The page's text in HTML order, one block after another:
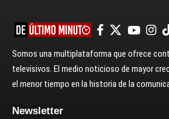
Somos una multiplataforma que ofrece
televisivos. El medio noticioso de mayor
el menor tiempo en la historia de la
Newsletter